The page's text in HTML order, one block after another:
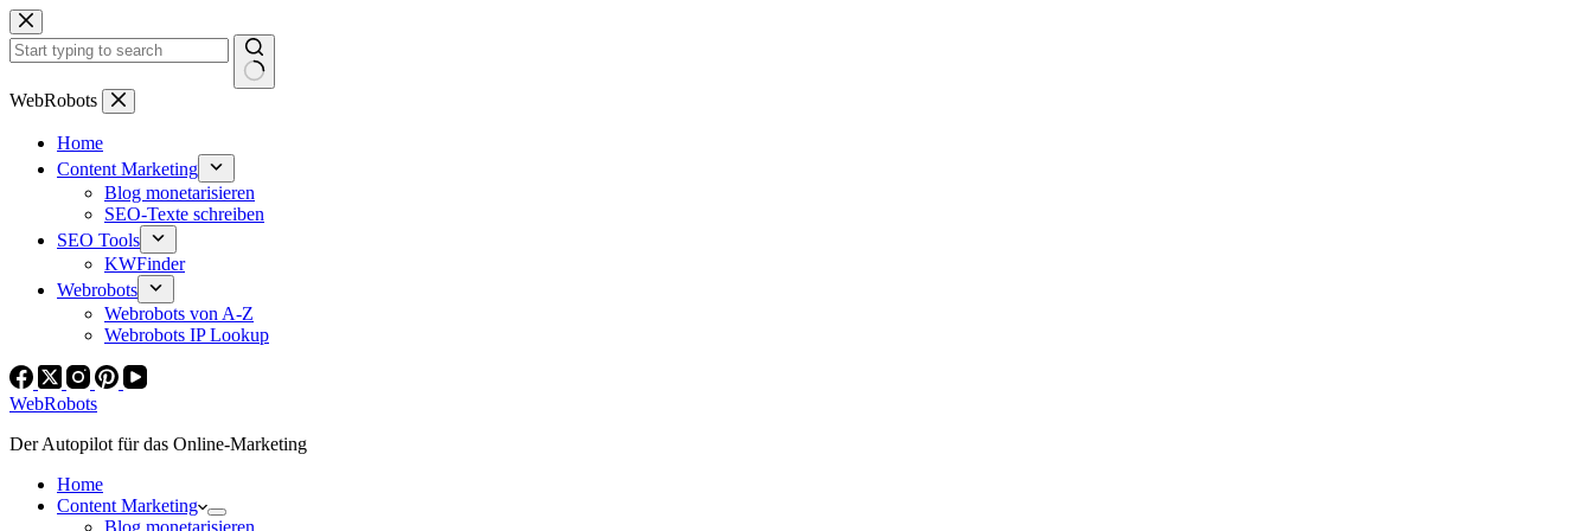
Zum
Inhalt
springen
Keine
WebRobots
Home
Content Marketing
Blog monetarisieren
SEO-Texte schreiben
SEO Tools
KWFinder
Webrobots
Webrobots von A-Z
Webrobots IP Lookup
WebRobots
Der Autopilot für das Online-Marketing
Home
Content Marketing
Blog monetarisieren